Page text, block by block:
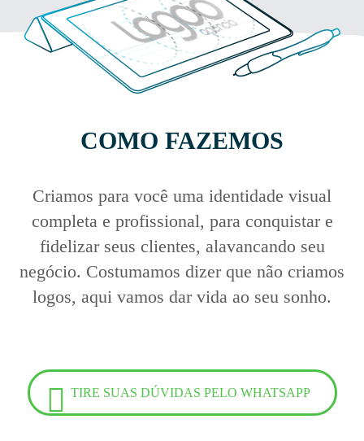
COMO FAZEMOS
Criamos para você uma identidade visual
completa e profissional, para conquistar e
fidelizar seus clientes, alavancando seu
negócio. Costumamos dizer que não criamos
logos, aqui vamos dar vida ao seu sonho.
TIRE SUAS DÚVIDAS PELO WHATSAPP